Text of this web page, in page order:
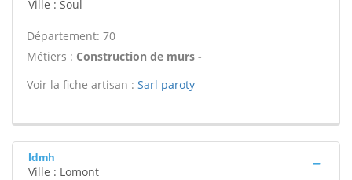
Ville : Soul
Département: 70
Métiers : Construction de murs -
Voir la fiche artisan : Sarl paroty
Idmh
Ville : Lomont